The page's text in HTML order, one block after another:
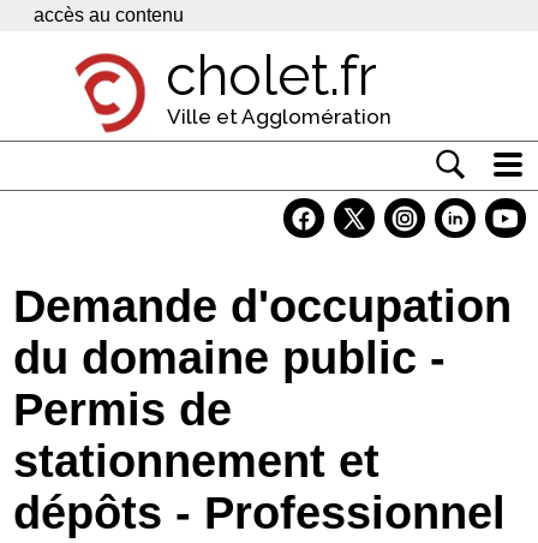
Panneau de gestion des cookies
accès au contenu
cholet.fr
Ville et Agglomération
Economie
Services
Contacts
Demande d'occupation
du domaine public -
Permis de
stationnement et
dépôts - Professionnel